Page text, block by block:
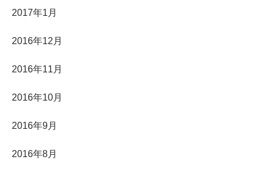
2017年1月
2016年12月
2016年11月
2016年10月
2016年9月
2016年8月